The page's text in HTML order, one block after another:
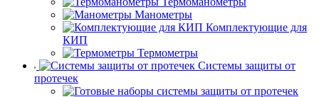
Манометры
Комплектующие для
КИП
Термометры
Системы защиты от
протечек